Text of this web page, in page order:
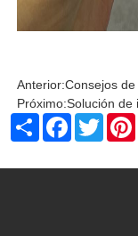
Anterior:Consejos
Próximo:Solución de
Share Facebook